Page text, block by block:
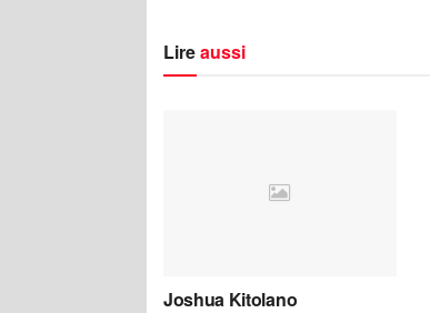
Lireaussi
Joshua Kitolano